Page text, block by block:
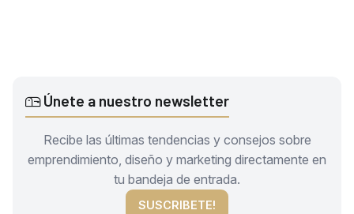
Únete a nuestro newsletter
Recibe las últimas tendencias y consejos sobre
emprendimiento, diseño y marketing directamente en
tu bandeja de entrada.
SUSCRIBETE!